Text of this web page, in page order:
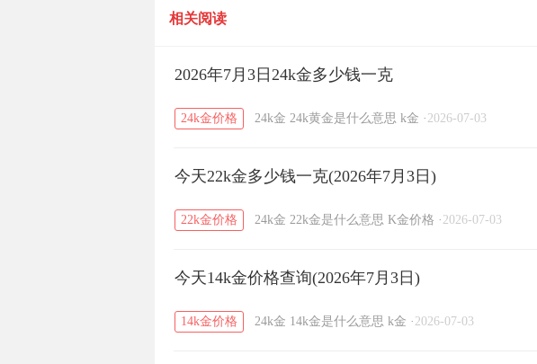
相关阅读
2026年7月3日24k金多少钱一克
24k金价格 24k金 24k黄金是什么意思 k金 · 2026-07-03
今天22k金多少钱一克(2026年7月3日)
22k金价格 24k金 22k金是什么意思 K金价格 · 2026-07-03
今天14k金价格查询(2026年7月3日)
14k金价格 24k金 14k金是什么意思 k金 · 2026-07-03